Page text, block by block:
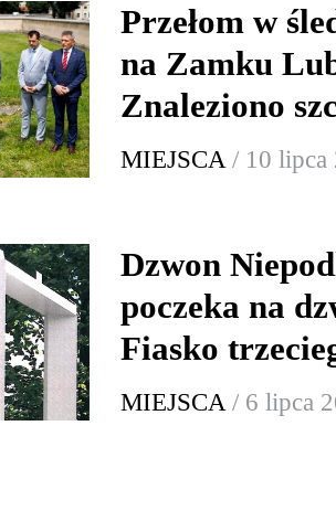
Przełom w
na Zamku
Znaleziono
MIEJSCA / 10 lipca
Dzwon
poczeka na
Fiasko
MIEJSCA / 6 lipca